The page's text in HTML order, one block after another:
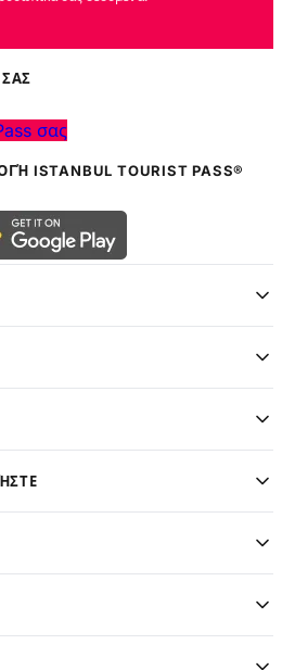
Οδηγό
Ξενάγηση στο Grand
Bazaar με Ηχητικό
Εμπειρία
Γευσιγνωσίας Turkish
Delights & Βοτανικών
Τσαγιών στο Spice
WhatsApp
ΣΑΣ
σας
ISTANBUL TOURIST PASS®